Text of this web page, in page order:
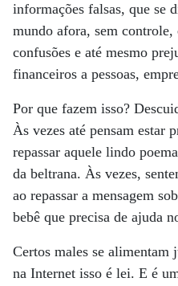
informações falsas, que se
mundo afora, sem controle,
confusões e até mesmo
financeiros a pessoas,
Por que fazem isso?
Às vezes até pensam estar
repassar aquele lindo
da beltrana. Às vezes,
ao repassar a mensagem
bebê que precisa de ajuda
Certos males se alimentam
na Internet isso é lei. E é